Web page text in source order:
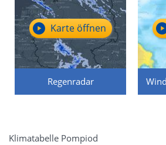
Regenradar
Karte öffnen
Klimatabelle Pompiod